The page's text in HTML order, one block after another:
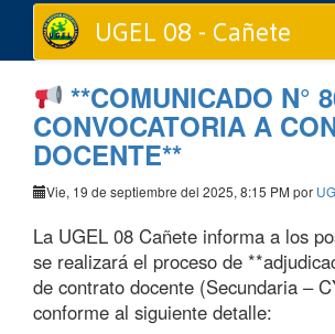
UGEL 08 - Cañete
**COMUNICADO N°
CONVOCATORIA A
DOCENTE**
Vie, 19 de septiembre del 2025, 8:15 PM por
La UGEL 08 Cañete informa a los
se realizará el proceso de
de contrato docente (Secundaria –
conforme al siguiente detalle: